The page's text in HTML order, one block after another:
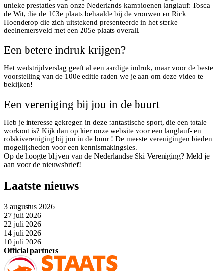
unieke prestaties van onze Nederlands kampioenen langlauf: Tosca
de Wit, die de 103e plaats behaalde bij de vrouwen en Rick
Hoenderop die zich uitstekend presenteerde in het sterke
deelnemersveld met een 205e plaats overall.
Een betere indruk krijgen?
Het wedstrijdverslag geeft al een aardige indruk, maar voor de beste
voorstelling van de 100e editie raden we je aan om deze video te
bekijken!
Een vereniging bij jou in de buurt
Heb je interesse gekregen in deze fantastische sport, die een totale
workout is? Kijk dan op hier onze website voor een langlauf- en
rolskivereniging bij jou in de buurt! De meeste verenigingen bieden
mogelijkheden voor een kennismakingsles.
Op de hoogte blijven van de Nederlandse Ski Vereniging? Meld je
aan voor de nieuwsbrief!
Laatste nieuws
3 augustus 2026
27 juli 2026
22 juli 2026
14 juli 2026
10 juli 2026
Official partners